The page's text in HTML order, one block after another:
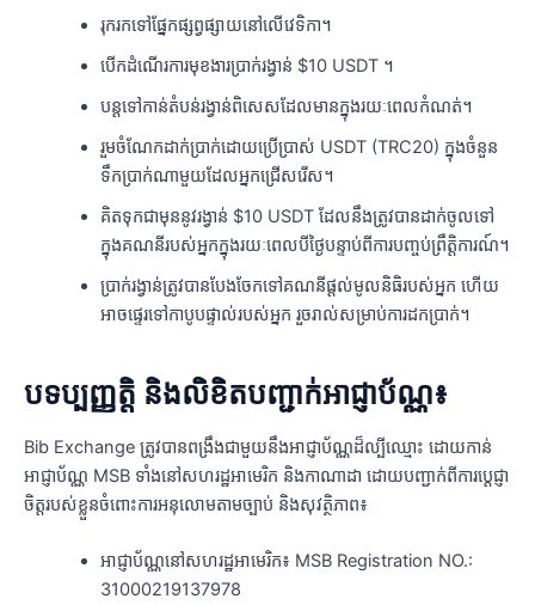
រុករកទៅផ្នែកផ្សព្វផ្សាយនៅលើវេទិកា។
បើកដំណើរការមុខងារប្រាក់រង្វាន់ $10 USDT ។
បន្តទៅកាន់តំបន់រង្វាន់ពិសេសដែលមានក្នុងរយៈពេលកំណត់។
រួមចំណែកដាក់ប្រាក់ដោយប្រើប្រាស់ USDT (TRC20) ក្នុងចំនួន
ទឹកប្រាក់ណាមួយដែលអ្នកជ្រើសរើស។
គិតទុកជាមុននូវរង្វាន់ $10 USDT ដែលនឹងត្រូវបានដាក់ចូលទៅ
ក្នុងគណនីរបស់អ្នកក្នុងរយៈពេលបីថ្ងៃបន្ទាប់ពីការបញ្ចប់ព្រឹត្តិការណ៍។
ប្រាក់រង្វាន់ត្រូវបានបែងចែកទៅគណនីផ្តល់មូលនិធិរបស់អ្នក ហើយ
អាចផ្ទេរទៅកាបូបផ្ទាល់របស់អ្នក រួចរាល់សម្រាប់ការដកប្រាក់។
បទប្បញ្ញត្តិ និងលិខិតបញ្ជាក់អាជ្ញាប័ណ្ណ៖
Bib Exchange ត្រូវបានពង្រឹងជាមួយនឹងអាជ្ញាប័ណ្ណដ៏ល្បីឈ្មោះ ដោយកាន់
អាជ្ញាប័ណ្ណ MSB ទាំងនៅសហរដ្ឋអាមេរិក និងកាណាដា ដោយបញ្ជាក់ពីការប្តេជ្ញា
ចិត្តរបស់ខ្លួនចំពោះការអនុលោមតាមច្បាប់ និងសុវត្ថិភាព៖
អាជ្ញាប័ណ្ណនៅសហរដ្ឋអាមេរិក៖ MSB Registration NO.:
31000219137978